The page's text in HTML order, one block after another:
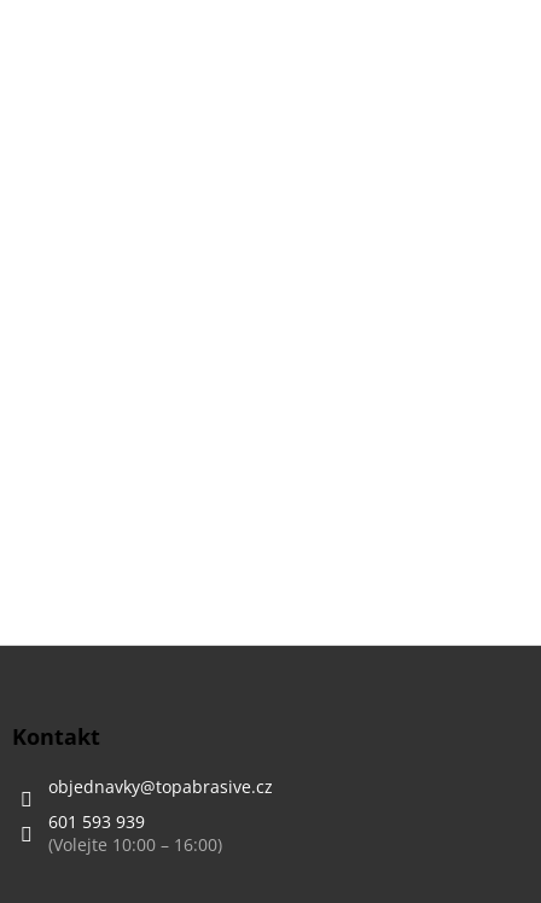
Z
Kontakt
objednavky@topabrasive.cz
601 593 939